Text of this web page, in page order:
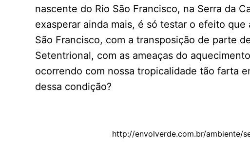
nascente do Rio São Francisco, na Serra da
exasperar ainda mais, é só testar o efeito
São Francisco, com a transposição de parte
Setentrional, com as ameaças do
ocorrendo com nossa tropicalidade tão farta
dessa condição?
http://envolverde.com.br/ambiente/